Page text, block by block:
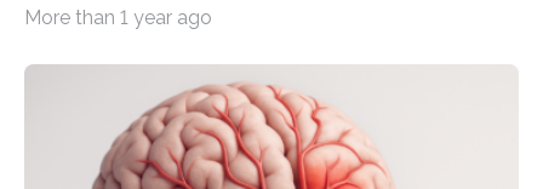
Überplanmäßige Verpflichtungsermächtigungen in
Woche vom Haushaltsausschuss freigegeben – unter
anderem zur Unterstützung der
Industrieforschungsprogramme Industrielle
Gemeinschaftsforschung (IGF), Zentrales
More than 1 year ago